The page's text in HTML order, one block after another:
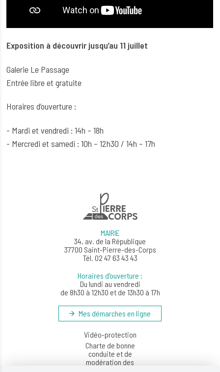
Exposition à découvrir jusqu’au 11 juillet
Galerie Le Passage
Entrée libre et gratuite
Horaires d’ouverture :
- Mardi et vendredi : 14h – 18h
- Mercredi et samedi : 10h – 12h30 / 14h – 17h
MAIRIE
34, av. de la République
37700 Saint-Pierre-des-Corps
Tél. 02 47 63 43 43
Horaires d'ouverture :
Du lundi au vendredi
de 8h30 à 12h30 et de 13h30 à 17h
Mes démarches en ligne
Vidéo-protection
Charte de bonne
conduite et de
modération des